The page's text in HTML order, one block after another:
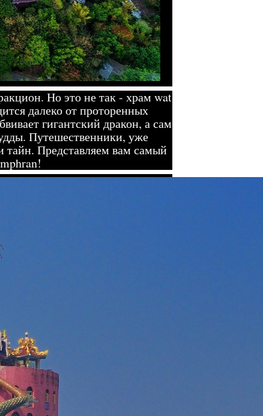
Но это не так - храм wat
далеко от проторенных
гигантский дракон, а сам
Путешественники, уже
тайн. Представляем вам самый